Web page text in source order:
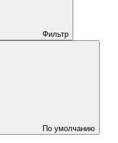
Фильтр
По умолчанию